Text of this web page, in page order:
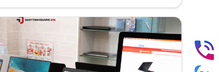
1x HDMI
2x Tyce C
1x Micro SD
Bàn phím